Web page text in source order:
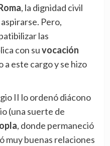
, la dignidad civil
Pero,
las
con suvocación
este cargo y se hizo
II lo ordenó diácono
(una suerte de
, donde permaneció
muy buenas relaciones